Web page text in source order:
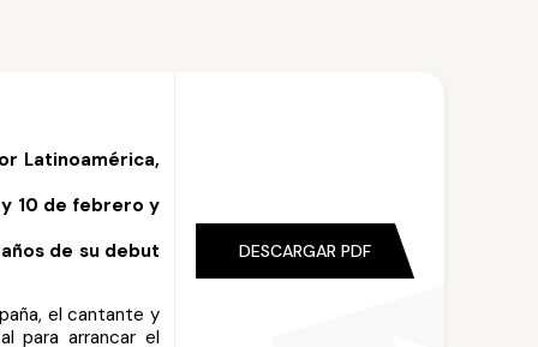
Latinoamérica,
10 de febrero y
de su debut
el cantante y
para arrancar el
DESCARGAR PDF